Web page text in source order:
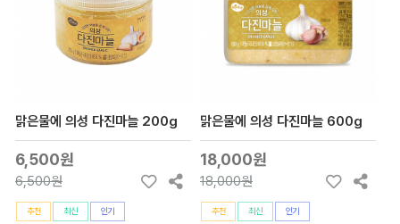
맑은물에 의성 다진마늘 200g
6,500원
6,500원
추천 최신 인기
맑은물에 의성 다진마늘 600g
18,000원
18,000원
추천 최신 인기